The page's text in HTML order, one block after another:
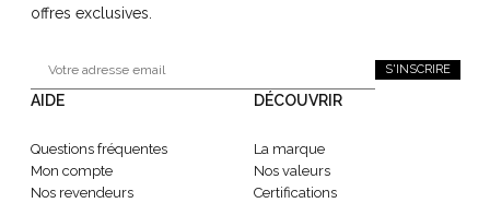
offres exclusives.
S'INSCRIRE
AIDE
Questions fréquentes
Mon compte
Nos revendeurs
DÉCOUVRIR
La marque
Nos valeurs
Certifications